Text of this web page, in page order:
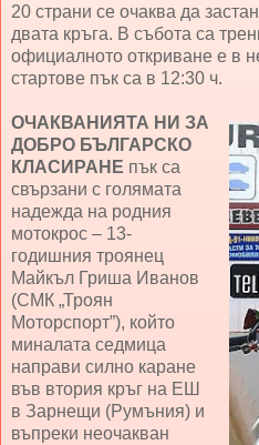
20 страни се очаква да
двата кръга. В събота са
официалното откриване е в
стартове пък са в 12:30 ч.
ОЧАКВАНИЯТА НИ ЗА
ДОБРО БЪЛГАРСКО
КЛАСИРАНЕ пък са
свързани с голямата
надежда на родния
мотокрос – 13-
годишния троянец
Майкъл Гриша Иванов
(СМК „Троян
Моторспорт”), който
миналата седмица
направи силно каране
във втория кръг на ЕШ
в Зарнещи (Румъния) и
въпреки неочакван